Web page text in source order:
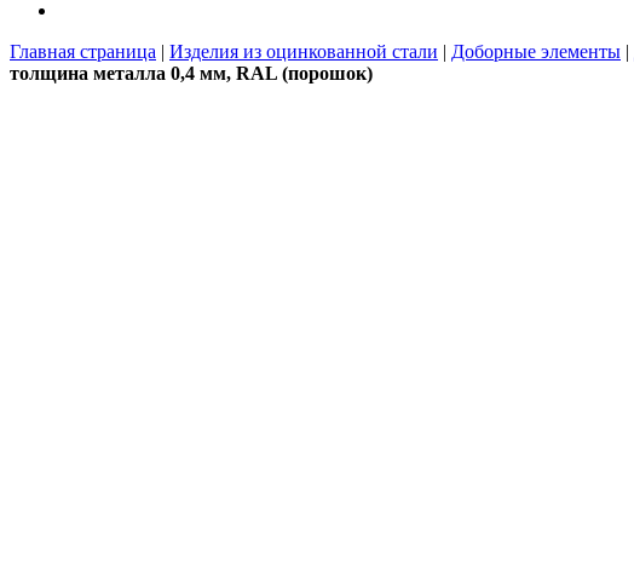
Главная страница | Изделия из оцинкованной стали | Доборные элементы |
толщина металла 0,4 мм, RAL (порошок)